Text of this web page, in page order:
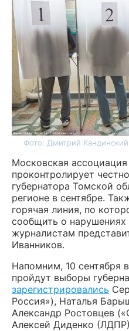
Фото: Дмитрий
Московская
проконтролирует
губернатора Томской
регионе в сентябре.
горячая линия, по
сообщить о нарушениях
журналистам
Иванников.
Напомним, 10 сентября
пройдут выборы
зарегистрировались
Россия»), Наталья
Александр Ростовцев
Алексей Диденко